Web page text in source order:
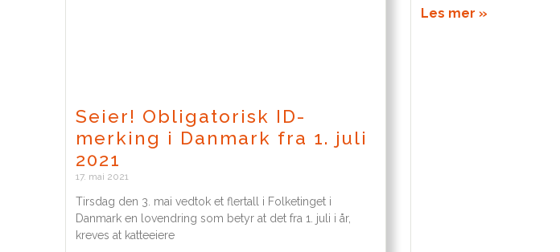
Seier! Obligatorisk ID-
merking i Danmark fra 1. juli
2021
17. mai 2021
Tirsdag den 3. mai vedtok et flertall i Folketinget i
Danmark en lovendring som betyr at det fra 1. juli i år,
kreves at katteeiere
Les mer »